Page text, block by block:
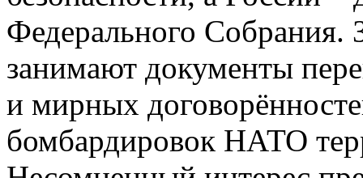
Федерального Собрания.
занимают документы
и мирных
бомбардировок НАТО